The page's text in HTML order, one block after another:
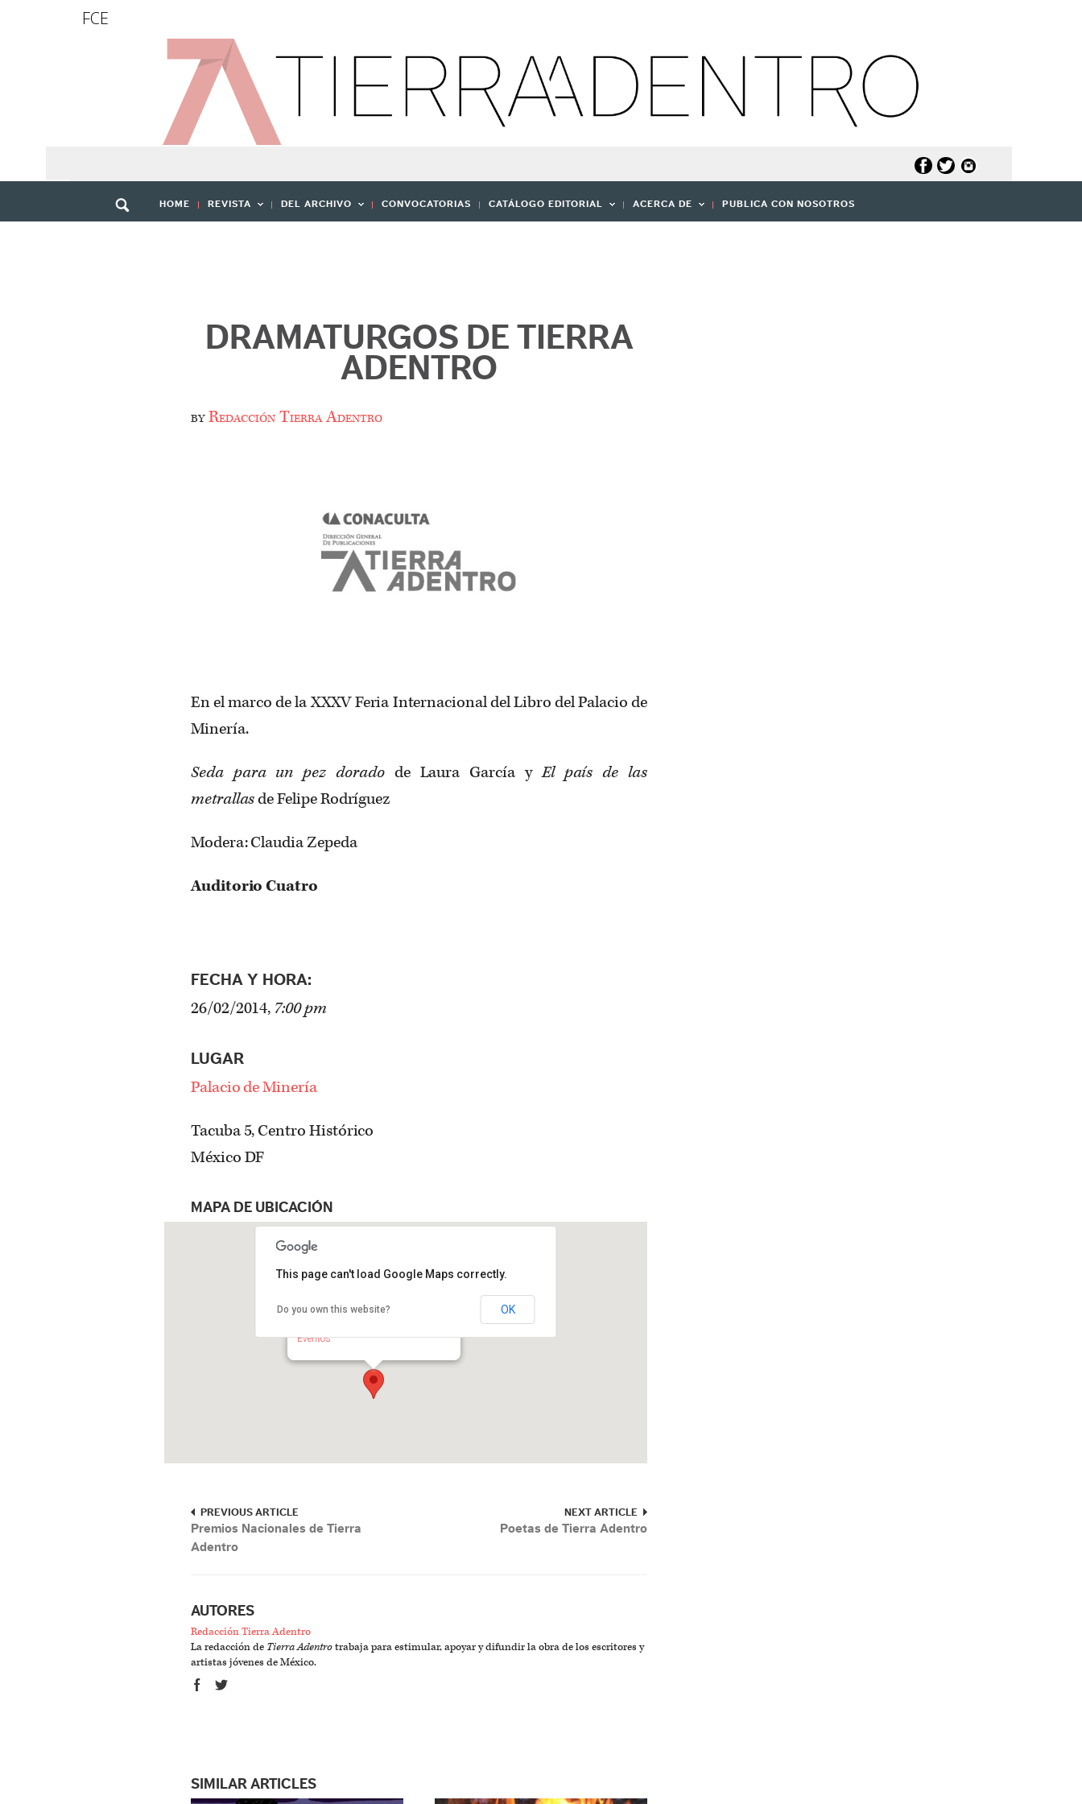
FCE
HOME REVISTA DEL ARCHIVO CONVOCATORIAS CATÁLOGO EDITORIAL ACERCA DE PUBLICA CON NOSOTROS
DRAMATURGOS DE TIERRA
ADENTRO
byRedacción Tierra Adentro
En el marco de la XXXV Feria Internacional del Libro del Palacio de
Minería.
Seda para un pez doradode Laura García yEl país de las
metrallasde Felipe Rodríguez
Modera: Claudia Zepeda
Auditorio Cuatro
FECHA Y HORA:
26/02/2014, 7:00 pm
LUGAR
Palacio de Minería
Tacuba 5, Centro Histórico
México DF
MAPA DE UBICACIÓN
Palacio de Minería
Eventos
This page can't load Google Maps correctly.
Do you own this website? OK
PREVIOUS ARTICLE
Premios Nacionales de Tierra
Adentro
NEXT ARTICLE
Poetas de Tierra Adentro
AUTORES
Redacción Tierra Adentro
La redacción de Tierra Adentrotrabaja para estimular, apoyar y difundir la obra de los escritores y
artistas jóvenes de México.
SIMILAR ARTICLES